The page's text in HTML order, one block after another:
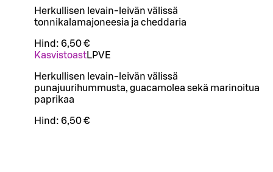
Herkullisen levain-leivän välissä
tonnikalamajoneesia ja cheddaria
Hind: 6,50 €
KasvistoastLPVE
Herkullisen levain-leivän välissä
punajuurihummusta, guacamolea sekä marinoitua
paprikaa
Hind: 6,50 €